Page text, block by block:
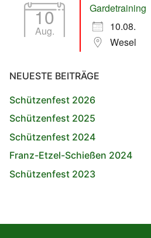
10
Aug.
Gardetraining
10.08.
Wesel
NEUESTE BEITRÄGE
Schützenfest 2026
Schützenfest 2025
Schützenfest 2024
Franz-Etzel-Schießen 2024
Schützenfest 2023